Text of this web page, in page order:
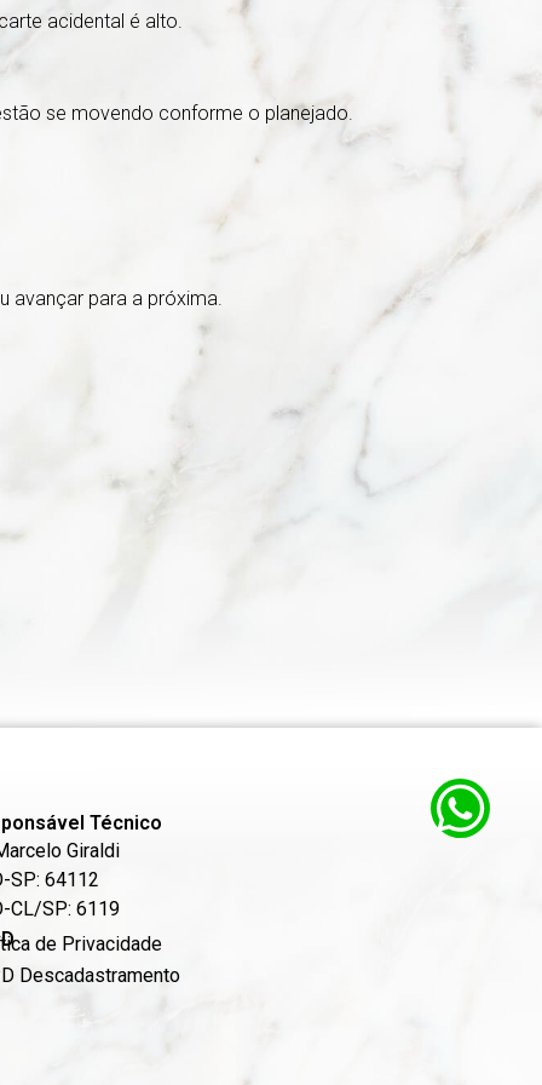
acidental é alto.
se movendo conforme o planejado.
para a próxima.
Técnico
Giraldi
SP: 64112
CL/SP: 6119
de Privacidade
Descadastramento